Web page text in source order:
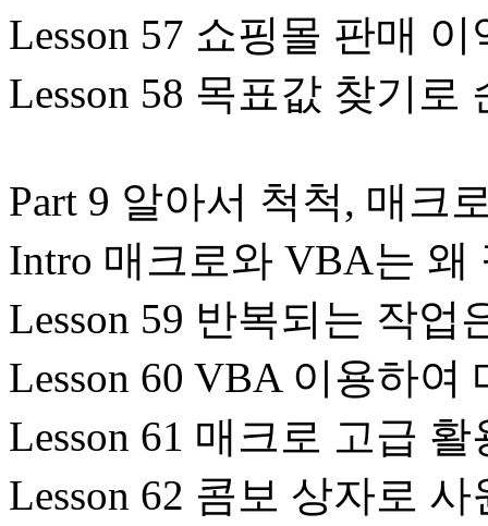
Lesson 57 쇼핑몰 판매
Lesson 58 목표값 찾기로
Part 9 알아서 척척, 매크
Intro 매크로와 VBA는 왜
Lesson 59 반복되는 작
Lesson 60 VBA 이용하
Lesson 61 매크로 고급
Lesson 62 콤보 상자로